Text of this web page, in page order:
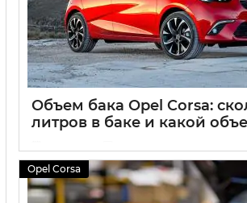
Объем бака Opel Corsa:
литров в баке и какой
Opel Corsa